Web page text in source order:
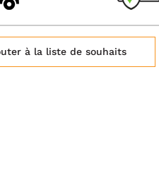
à la liste de souhaits